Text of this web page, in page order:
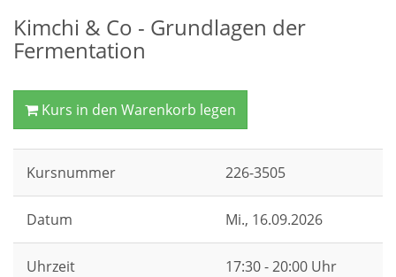
Kimchi & Co - Grundlagen der
Fermentation
Kurs in den Warenkorb legen
Kursnummer 226-3505
Datum Mi., 16.09.2026
Uhrzeit 17:30 - 20:00 Uhr